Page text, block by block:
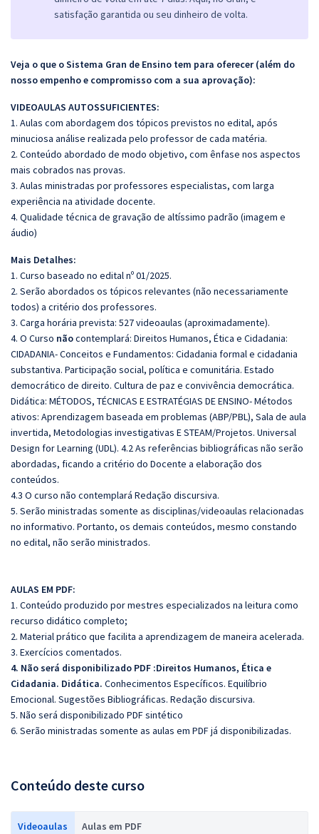
satisfação garantida ou seu dinheiro de volta.
Veja o que o Sistema Gran de Ensino tem para oferecer (além do
nosso empenho e compromisso com a sua aprovação):
VIDEOAULAS AUTOSSUFICIENTES:
1. Aulas com abordagem dos tópicos previstos no edital, após
minuciosa análise realizada pelo professor de cada matéria.
2. Conteúdo abordado de modo objetivo, com ênfase nos aspectos
mais cobrados nas provas.
3. Aulas ministradas por professores especialistas, com larga
experiência na atividade docente.
4. Qualidade técnica de gravação de altíssimo padrão (imagem e
áudio)
Mais Detalhes:
1. Curso baseado no edital nº 01/2025.
2. Serão abordados os tópicos relevantes (não necessariamente
todos) a critério dos professores.
3. Carga horária prevista: 527 videoaulas (aproximadamente).
4. O Curso nãocontemplará: Direitos Humanos, Ética e Cidadania:
CIDADANIA- Conceitos e Fundamentos: Cidadania formal e cidadania
substantiva. Participação social, política e comunitária. Estado
democrático de direito. Cultura de paz e convivência democrática.
Didática: MÉTODOS, TÉCNICAS E ESTRATÉGIAS DE ENSINO- Métodos
ativos: Aprendizagem baseada em problemas (ABP/PBL), Sala de aula
invertida, Metodologias investigativas E STEAM/Projetos. Universal
Design for Learning (UDL). 4.2 As referências bibliográficas não serão
abordadas, ficando a critério do Docente a elaboração dos
conteúdos.
4.3 O curso não contemplará Redação discursiva.
5. Serão ministradas somente as disciplinas/videoaulas relacionadas
no informativo. Portanto, os demais conteúdos, mesmo constando
no edital, não serão ministrados.
AULAS EM PDF:
1. Conteúdo produzido por mestres especializados na leitura como
recurso didático completo;
2. Material prático que facilita a aprendizagem de maneira acelerada.
3. Exercícios comentados.
4. Não será disponibilizado PDF :Direitos Humanos, Ética e
Cidadania. Didática. Conhecimentos Específicos. Equilíbrio
Emocional. Sugestões Bibliográficas. Redação discursiva.
5. Não será disponibilizado PDF sintético
6. Serão ministradas somente as aulas em PDF já disponibilizadas.
Conteúdo deste curso
Videoaulas Aulas em PDF